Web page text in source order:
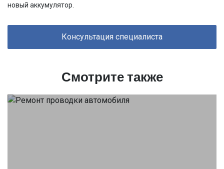
новый аккумулятор.
Консультация специалиста
Смотрите также